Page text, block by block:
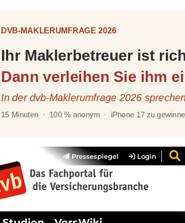
Pressespiegel Login